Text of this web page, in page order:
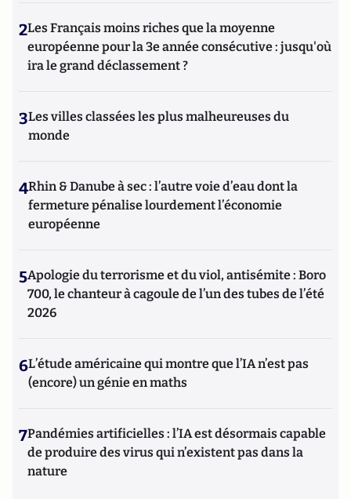
2Les Français moins riches que la moyenne
européenne pour la 3e année consécutive : jusqu'où
ira le grand déclassement ?
3Les villes classées les plus malheureuses du
monde
4Rhin & Danube à sec : l’autre voie d’eau dont la
fermeture pénalise lourdement l’économie
européenne
5Apologie du terrorisme et du viol, antisémite : Boro
700, le chanteur à cagoule de l’un des tubes de l’été
2026
6L’étude américaine qui montre que l’IA n’est pas
(encore) un génie en maths
7Pandémies artificielles : l’IA est désormais capable
de produire des virus qui n’existent pas dans la
nature